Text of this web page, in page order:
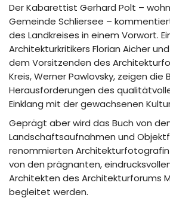
Der Kabarettist Gerhard Polt –
Gemeinde Schliersee –
des Landkreises in einem Vorwort.
Architekturkritikers Florian Aicher
dem Vorsitzenden des
Kreis, Werner Pawlovsky, zeigen
Herausforderungen des
Einklang mit der gewachsenen
Geprägt aber wird das Buch von
Landschaftsaufnahmen und
renommierten Architekturfotografin
von den prägnanten,
Architekten des Architekturforums
begleitet werden.